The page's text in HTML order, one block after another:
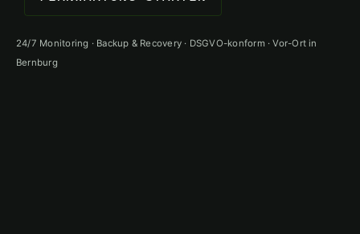
24/7 Monitoring · Backup & Recovery · DSGVO-konform · Vor-Ort in
Bernburg